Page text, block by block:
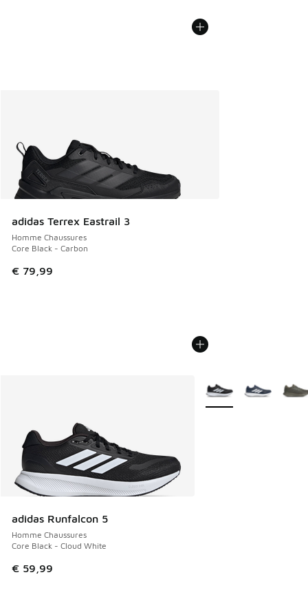
adidas Terrex Eastrail 3
Homme Chaussures
Core Black - Carbon
€ 79,99
adidas Runfalcon 5
Homme Chaussures
Core Black - Cloud White
€ 59,99
Plus de couleurs